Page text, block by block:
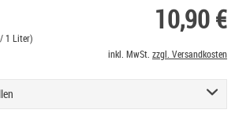
10,90 €
1 Liter)
inkl. MwSt. zzgl. Versandkosten